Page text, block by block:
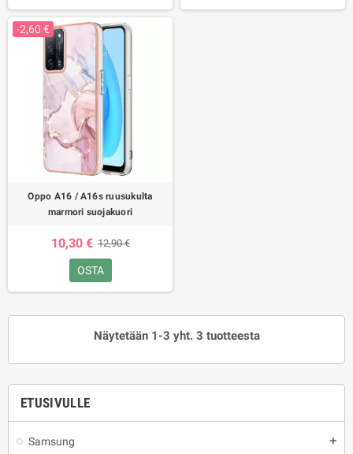
ETUSIVULLE
Samsung add
-2,60 €
Oppo A16 / A16s ruusukulta
marmori suojakuori
10,30 € 12,90 €
OSTA
Näytetään 1-3 yht. 3 tuotteesta